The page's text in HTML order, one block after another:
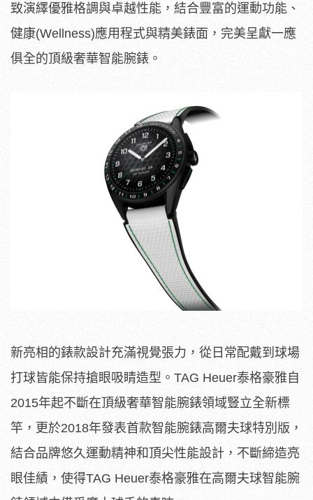
致演繹優雅格調與卓越性能，結合豐富的運動功能、
健康(Wellness)應用程式與精美錶面，完美呈獻一應
俱全的頂級奢華智能腕錶。
新亮相的錶款設計充滿視覺張力，從日常配戴到球場
打球皆能保持搶眼吸睛造型。TAG Heuer泰格豪雅自
2015年起不斷在頂級奢華智能腕錶領域豎立全新標
竿，更於2018年發表首款智能腕錶高爾夫球特別版，
結合品牌悠久運動精神和頂尖性能設計，不斷締造亮
眼佳績，使得TAG Heuer泰格豪雅在高爾夫球智能腕